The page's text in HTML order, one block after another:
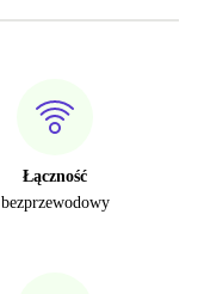
Łączność
bezprzewodowy